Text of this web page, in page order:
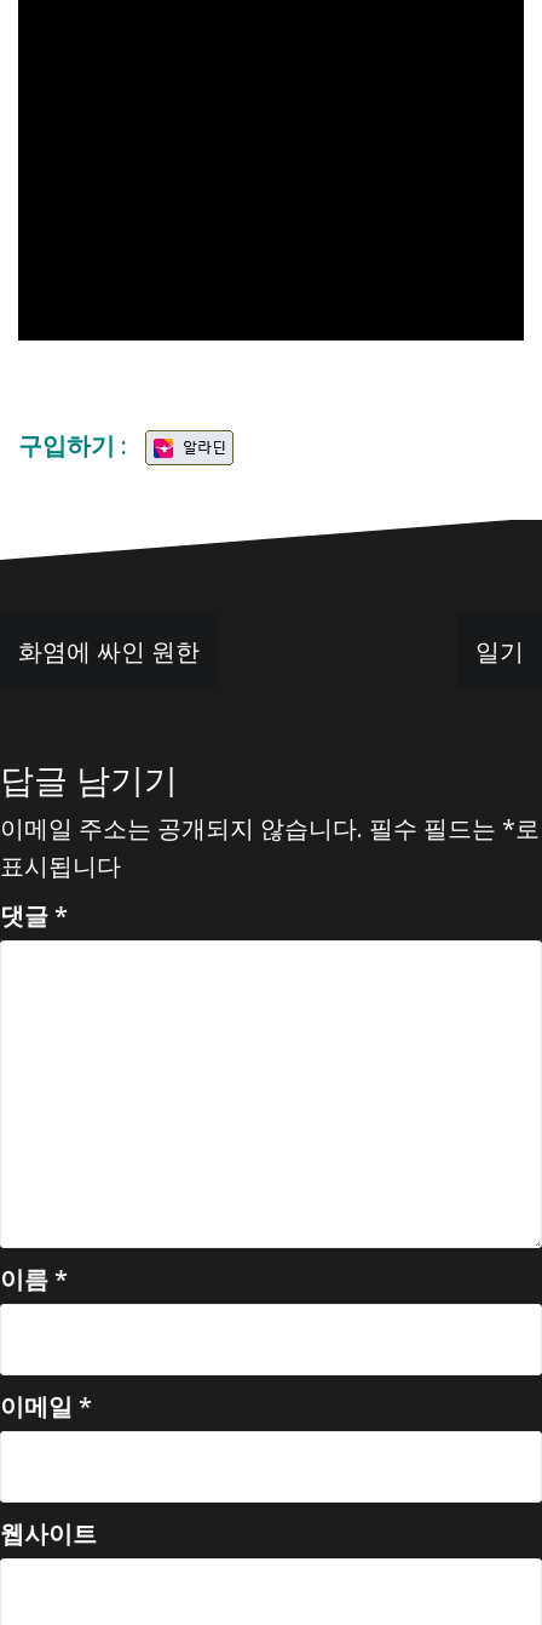
구입하기 :
글
탐화염에 싸인 원한 일기
답글 남기기
이메일 주소는 공개되지 않습니다. 필수 필드는 *로
표시됩니다
댓글*
이름*
이메일 *
웹사이트